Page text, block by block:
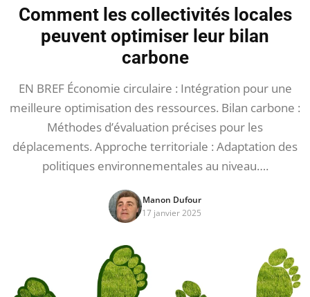
Comment les collectivités locales
peuvent optimiser leur bilan
carbone
EN BREF Économie circulaire : Intégration pour une
meilleure optimisation des ressources. Bilan carbone :
Méthodes d’évaluation précises pour les
déplacements. Approche territoriale : Adaptation des
politiques environnementales au niveau….
Manon Dufour
17 janvier 2025